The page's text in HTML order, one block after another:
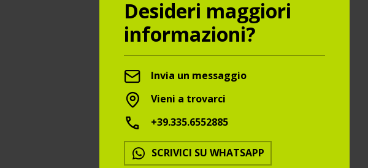
Desideri maggiori
informazioni?
Invia un messaggio
Vieni a trovarci
+39.335.6552885
SCRIVICI SU WHATSAPP